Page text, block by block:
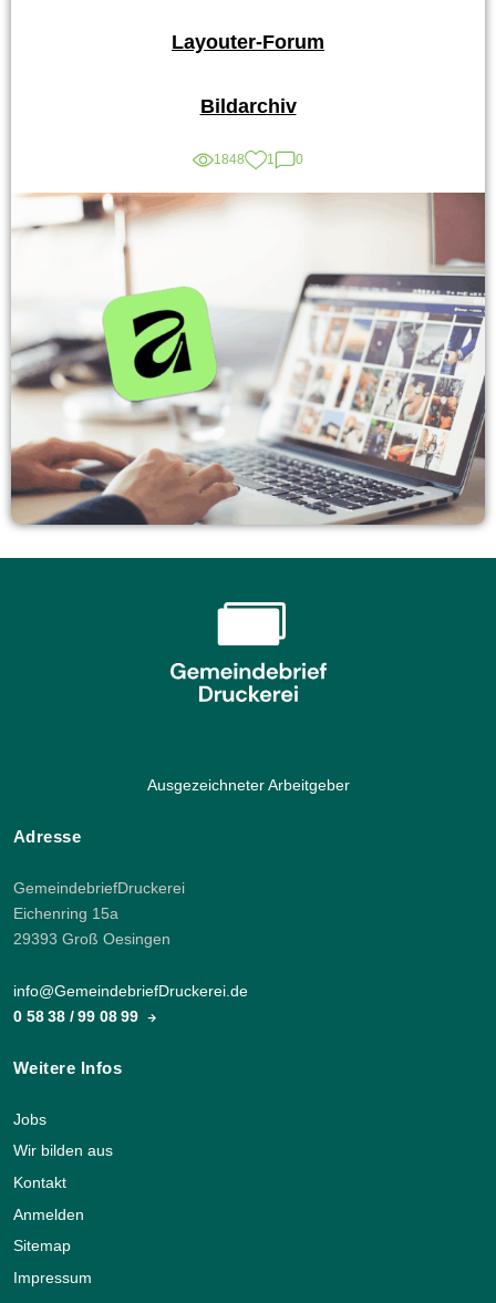
Layouter-Forum
Bildarchiv
1848 1 0
Ausgezeichneter Arbeitgeber
Adresse
GemeindebriefDruckerei
Eichenring 15a
29393 Groß Oesingen
info@GemeindebriefDruckerei.de
0 58 38 / 99 08 99
Weitere Infos
Jobs
Wir bilden aus
Kontakt
Anmelden
Sitemap
Impressum